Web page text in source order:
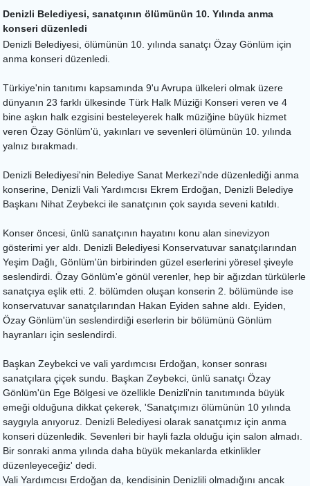
Denizli Belediyesi, sanatçının ölümünün 10. Yılında anma
konseri düzenledi
Denizli Belediyesi, ölümünün 10. yılında sanatçı Özay Gönlüm için
anma konseri düzenledi.
Türkiye'nin tanıtımı kapsamında 9'u Avrupa ülkeleri olmak üzere
dünyanın 23 farklı ülkesinde Türk Halk Müziği Konseri veren ve 4
bine aşkın halk ezgisini besteleyerek halk müziğine büyük hizmet
veren Özay Gönlüm'ü, yakınları ve sevenleri ölümünün 10. yılında
yalnız bırakmadı.
Denizli Belediyesi'nin Belediye Sanat Merkezi'nde düzenlediği anma
konserine, Denizli Vali Yardımcısı Ekrem Erdoğan, Denizli Belediye
Başkanı Nihat Zeybekci ile sanatçının çok sayıda seveni katıldı.
Konser öncesi, ünlü sanatçının hayatını konu alan sinevizyon
gösterimi yer aldı. Denizli Belediyesi Konservatuvar sanatçılarından
Yeşim Dağlı, Gönlüm'ün birbirinden güzel eserlerini yöresel şiveyle
seslendirdi. Özay Gönlüm'e gönül verenler, hep bir ağızdan türkülerle
sanatçıya eşlik etti. 2. bölümden oluşan konserin 2. bölümünde ise
konservatuvar sanatçılarından Hakan Eyiden sahne aldı. Eyiden,
Özay Gönlüm'ün seslendirdiği eserlerin bir bölümünü Gönlüm
hayranları için seslendirdi.
Başkan Zeybekci ve vali yardımcısı Erdoğan, konser sonrası
sanatçılara çiçek sundu. Başkan Zeybekci, ünlü sanatçı Özay
Gönlüm'ün Ege Bölgesi ve özellikle Denizli'nin tanıtımında büyük
emeği olduğuna dikkat çekerek, 'Sanatçımızı ölümünün 10 yılında
saygıyla anıyoruz. Denizli Belediyesi olarak sanatçımız için anma
konseri düzenledik. Sevenleri bir hayli fazla olduğu için salon almadı.
Bir sonraki anma yılında daha büyük mekanlarda etkinlikler
düzenleyeceğiz' dedi.
Vali Yardımcısı Erdoğan da, kendisinin Denizlili olmadığını ancak